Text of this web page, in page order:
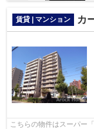
賃貸 | マンション カ
こちらの物件はスーパー